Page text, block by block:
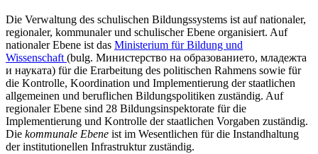
Die Verwaltung des schulischen Bildungssystems ist auf nationaler,
regionaler, kommunaler und schulischer Ebene organisiert. Auf
nationaler Ebene ist das Ministerium für Bildung und
Wissenschaft (bulg. Министерство на образованието, младежта
и науката) für die Erarbeitung des politischen Rahmens sowie für
die Kontrolle, Koordination und Implementierung der staatlichen
allgemeinen und beruflichen Bildungspolitiken zuständig. Auf
regionaler Ebene sind 28 Bildungsinspektorate für die
Implementierung und Kontrolle der staatlichen Vorgaben zuständig.
Die kommunale Ebene ist im Wesentlichen für die Instandhaltung
der institutionellen Infrastruktur zuständig.